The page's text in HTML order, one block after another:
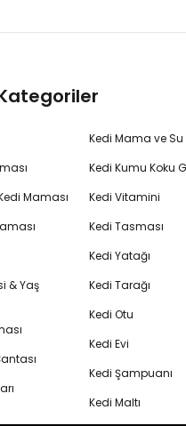
Kedi Maması
& Yaş
Kedi Mama ve Su
Kedi Kumu Koku
Kedi Vitamini
Kedi Tasması
Kedi Yatağı
Kedi Tarağı
Kedi Otu
Kedi Evi
Kedi Şampuanı
Kedi Maltı